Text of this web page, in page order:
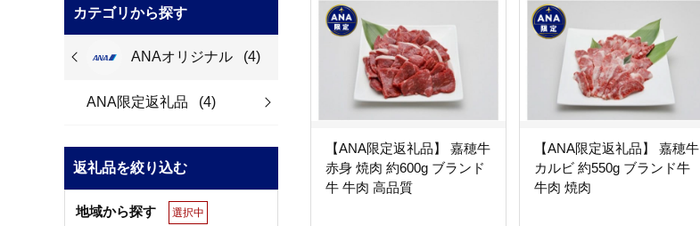
カテゴリから探す
ANAオリジナル (4)
ANA限定返礼品 (4)
返礼品を絞り込む
地域から探す 選択中
【ANA限定返礼品】 嘉穂牛
赤身 焼肉 約600g ブランド
牛 牛肉 高品質
【ANA限定返礼品】 嘉穂牛
カルビ 約550g ブランド牛
牛肉 焼肉